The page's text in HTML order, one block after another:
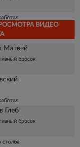
Матвей
бросок
Глеб
бросок
столба
ВИДЕО